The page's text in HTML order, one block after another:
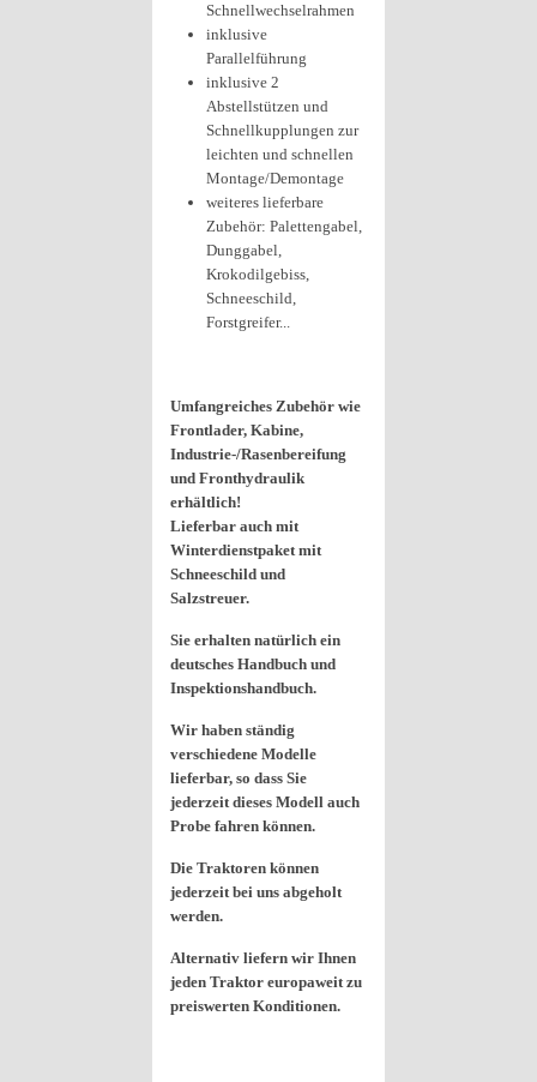
Schnellwechselrahmen
inklusive
Parallelführung
inklusive 2
Abstellstützen und
Schnellkupplungen zur
leichten und schnellen
Montage/Demontage
weiteres lieferbare
Zubehör: Palettengabel,
Dunggabel,
Krokodilgebiss,
Schneeschild,
Forstgreifer...
Umfangreiches Zubehör wie
Frontlader, Kabine,
Industrie-/Rasenbereifung
und Fronthydraulik
erhältlich!
Lieferbar auch mit
Winterdienstpaket mit
Schneeschild und
Salzstreuer.
Sie erhalten natürlich ein
deutsches Handbuch und
Inspektionshandbuch.
Wir haben ständig
verschiedene Modelle
lieferbar, so dass Sie
jederzeit dieses Modell auch
Probe fahren können.
Die Traktoren können
jederzeit bei uns abgeholt
werden.
Alternativ liefern wir Ihnen
jeden Traktor europaweit zu
preiswerten Konditionen.